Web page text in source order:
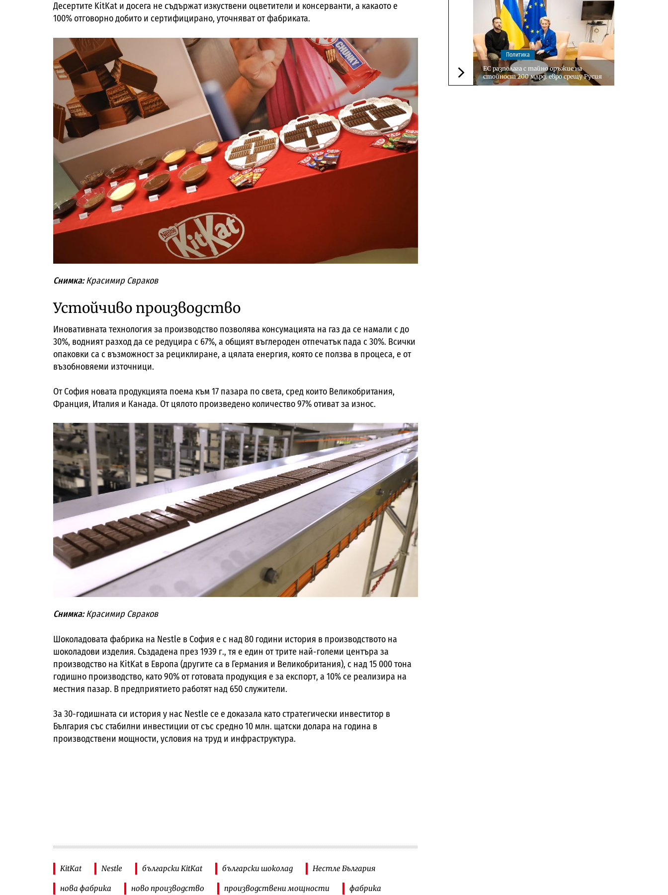
Десертите KitKat и досега не съдържат изкуствени оцветители и консерванти, а какаото е
100% отговорно добито и сертифицирано, уточняват от фабриката.
Снимка:Красимир Свраков
Устойчиво производство
Иновативната технология за производство позволява консумацията на газ да се намали с до
30%, водният разход да се редуцира с 67%, а общият въглероден отпечатък пада с 30%. Всички
опаковки са с възможност за рециклиране, а цялата енергия, която се ползва в процеса, е от
възобновяеми източници.
От София новата продукцията поема към 17 пазара по света, сред които Великобритания,
Франция, Италия и Канада. От цялото произведено количество 97% отиват за износ.
Снимка:Красимир Свраков
Шоколадовата фабрика на Nestle в София е с над 80 години история в производството на
шоколадови изделия. Създадена през 1939 г., тя е един от трите най-големи центъра за
производство на KitKat в Европа (другите са в Германия и Великобритания), с над 15 000 тона
годишно производство, като 90% от готовата продукция е за експорт, а 10% се реализира на
местния пазар. В предприятието работят над 650 служители.
За 30-годишната си история у нас Nestle се е доказала като стратегически инвеститор в
България със стабилни инвестиции от със средно 10 млн. щатски долара на година в
производствени мощности, условия на труд и инфраструктура.
KitKat Nestle български KitKat български шоколад Нестле България
нова фабрика ново производство производствени мощности фабрика
Следваща новина
Политика
ЕС разполага с тайно оръжие на
стойност 200 млрд. евро срещу Русия